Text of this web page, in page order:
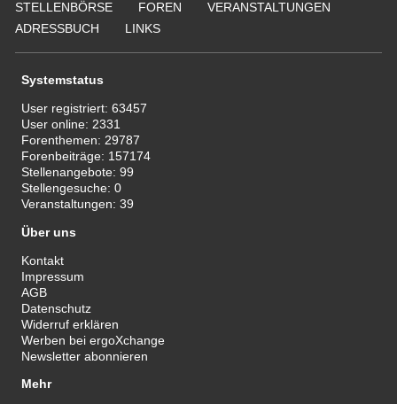
STELLENBÖRSE
FOREN
VERANSTALTUNGEN
ADRESSBUCH
LINKS
Systemstatus
User registriert:63457
User online: 2331
Forenthemen: 29787
Forenbeiträge: 157174
Stellenangebote:99
Stellengesuche:0
Veranstaltungen:39
Über uns
Kontakt
Impressum
AGB
Datenschutz
Widerruf erklären
Werben bei ergoXchange
Newsletter abonnieren
Mehr